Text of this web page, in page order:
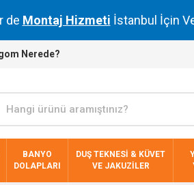
de Montaj Hizmeti İstanbul İçin
Nerede?
BANYO
DOLAPLARI
DUŞ TEKNESİ & KÜVET
VE JAKUZİLER